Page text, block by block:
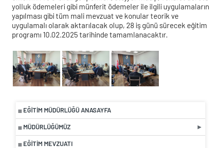
EĞITIM MÜDÜRLÜĞÜ ANASAYFA
MÜDÜRLÜĞÜMÜZ
EĞITIM MEVZUATI
yolluk ödemeleri gibi münferit ödemeler ile ilgili uygulamaların
yapılması gibi tüm mali mevzuat ve konular teorik ve
uygulamalı olarak aktarılacak olup, 28 iş günü sürecek eğitim
programı 10.02.2025 tarihinde tamamlanacaktır.